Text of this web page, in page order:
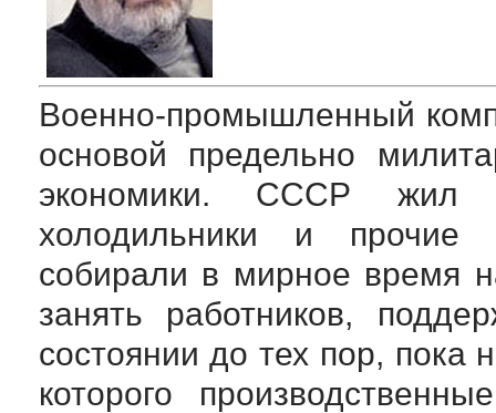
Военно-промышленный
основой предельно
экономики. СССР жил
холодильники и прочие
собирали в мирное время
занять работников,
состоянии до тех пор, пока
которого